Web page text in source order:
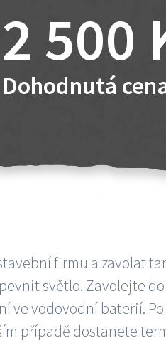
2 500
Dohodnutá
firmu a zavolat
světlo. Zavolejte
ve vodovodní baterií.
případě dostanete